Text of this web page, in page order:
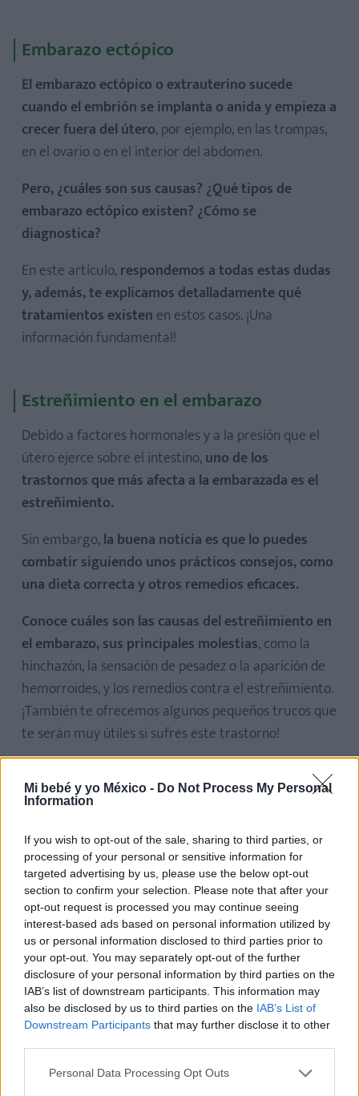
Mi bebé y yo México - Do Not Process My Personal
Information
If you wish to opt-out of the sale, sharing to third parties, or
processing of your personal or sensitive information for
targeted advertising by us, please use the below opt-out
section to confirm your selection. Please note that after your
opt-out request is processed you may continue seeing
interest-based ads based on personal information utilized by
us or personal information disclosed to third parties prior to
your opt-out. You may separately opt-out of the further
disclosure of your personal information by third parties on the
IAB’s list of downstream participants. This information may
also be disclosed by us to third parties on the IAB’s List of
Downstream Participants that may further disclose it to other
Personal Data Processing Opt Outs
Embarazo ectópico
El embarazo ectópico o extrauterino sucede
cuando el embrión se implanta o anida y empieza a
crecer fuera del útero, por ejemplo, en las trompas,
en el ovario o en el interior del abdomen.
Pero, ¿cuáles son sus causas? ¿Qué tipos de
embarazo ectópico existen? ¿Cómo se
diagnostica?
En este artículo,respondemos a todas estas dudas
y, además, te explicamos detalladamente qué
tratamientos existen en estos casos. ¡Una
información fundamental!
Estreñimiento en el embarazo
Debido a factores hormonales y a la presión que el
útero ejerce sobre el intestino,uno de los
trastornos que más afecta a la embarazada es el
estreñimiento.
Sin embargo,la buena noticia es que lo puedes
combatir siguiendo unos prácticos consejos, como
una dieta correcta y otros remedios eficaces.
Conoce cuáles son las causas del estreñimiento en
el embarazo, sus principales molestias, como la
hinchazón, la sensación de pesadez o la aparición de
hemorroides, y los remedios contra el estreñimiento.
¡También te ofrecemos algunos pequeños trucos que
te serán muy útiles si sufres este trastorno!
Hemorroides en el embarazo
La aparición de hemorroides (almorranas) durante
el embarazo es un problema muy frecuente, que
puede tener diferentes causas:el aumento de
progesterona en el embarazo o el hecho de que el
útero comprima la última parte del intestino.
Este trastorno provoca en la futura mamáuna
fuerte comezón, un dolor intenso al evacuar y, a
veces, la expulsión de una pequeña cantidad de
sangre.
hemorroides en el embarazo, cuáles son sus